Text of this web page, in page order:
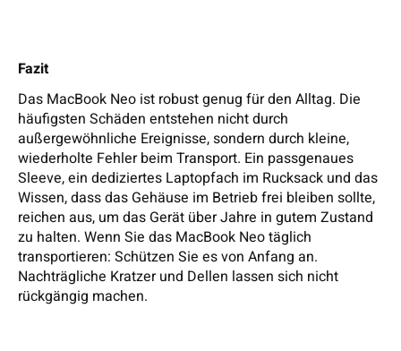
Fazit
Das MacBook Neo ist robust genug für den Alltag. Die
häufigsten Schäden entstehen nicht durch
außergewöhnliche Ereignisse, sondern durch kleine,
wiederholte Fehler beim Transport. Ein passgenaues
Sleeve, ein dediziertes Laptopfach im Rucksack und das
Wissen, dass das Gehäuse im Betrieb frei bleiben sollte,
reichen aus, um das Gerät über Jahre in gutem Zustand
zu halten. Wenn Sie das MacBook Neo täglich
transportieren: Schützen Sie es von Anfang an.
Nachträgliche Kratzer und Dellen lassen sich nicht
rückgängig machen.